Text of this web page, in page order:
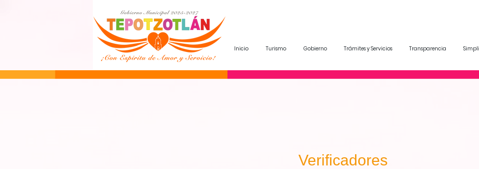
Inicio Turismo Gobierno Trámites y Servicios Transparencia
Verificadores